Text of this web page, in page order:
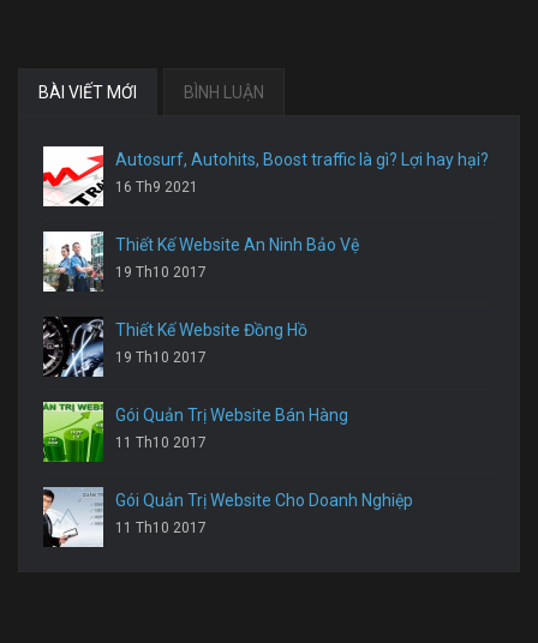
BÀI VIẾT MỚI BÌNH LUẬN
Autosurf, Autohits, Boost traffic là gì? Lợi hay hại?
16 Th9 2021
Thiết Kế Website An Ninh Bảo Vệ
19 Th10 2017
Thiết Kế Website Đồng Hồ
19 Th10 2017
Gói Quản Trị Website Bán Hàng
11 Th10 2017
Gói Quản Trị Website Cho Doanh Nghiệp
11 Th10 2017